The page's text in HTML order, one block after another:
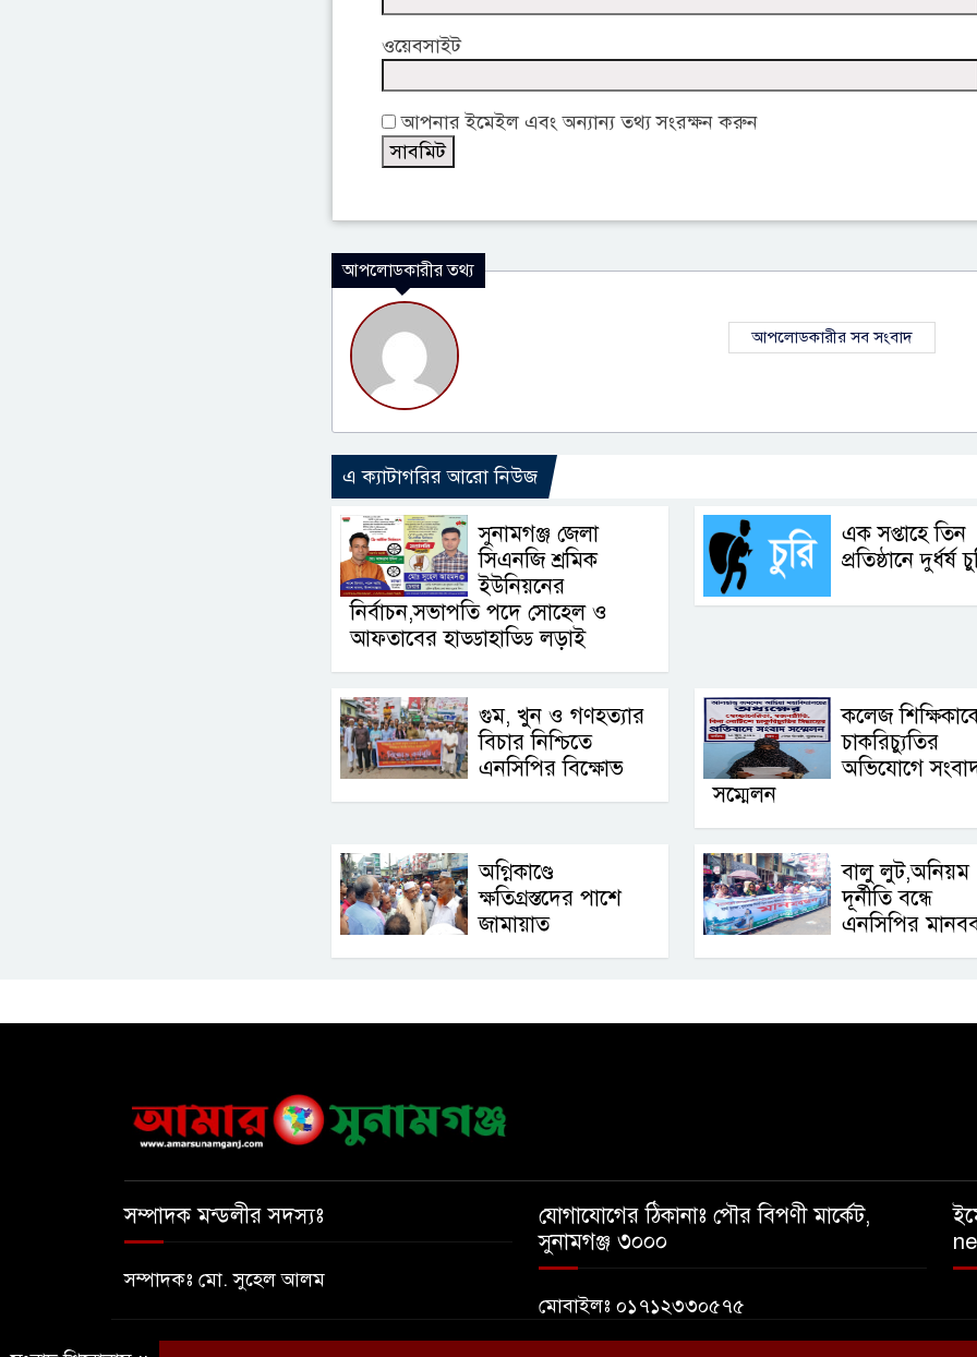
ওয়েবসাইট
আপনার ইমেইল এবং অন্যান্য তথ্য সংরক্ষন করুন
আপলোডকারীর তথ্য
আপলোডকারীর সব সংবাদ
এ ক্যাটাগরির আরো নিউজ
সুনামগঞ্জ জেলা
সিএনজি শ্রমিক
ইউনিয়নের
নির্বাচন,সভাপতি পদে সোহেল ও
আফতাবের হাড্ডাহাড্ডি লড়াই
এক সপ্তাহে তিন
প্রতিষ্ঠানে দুর্ধর্ষ
গুম, খুন ও গণহত্যার
বিচার নিশ্চিতে
এনসিপির বিক্ষোভ
কলেজ
চাকরিচ্যুতির
অভিযোগে
সম্মেলন
অগ্নিকাণ্ডে
ক্ষতিগ্রস্তদের পাশে
জামায়াত
বালু লুট,অনিয়ম
দূর্নীতি বন্ধে
এনসিপির
সম্পাদক মন্ডলীর সদস্যঃ
সম্পাদকঃ মো. সুহেল আলম
যোগাযোগের ঠিকানাঃ পৌর বিপণী মার্কেট,
সুনামগঞ্জ ৩০০০
মোবাইলঃ ০১৭১২৩৩০৫৭৫